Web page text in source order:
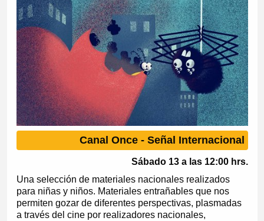
Canal Once - Señal Internacional
Sábado 13 a las 12:00 hrs.
Una selección de materiales nacionales realizados
para niñas y niños. Materiales entrañables que nos
permiten gozar de diferentes perspectivas, plasmadas
a través del cine por realizadores nacionales,